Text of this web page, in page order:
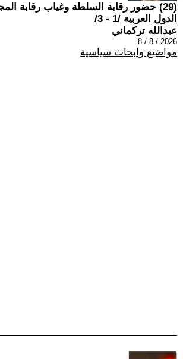
(29) حضور رقابة السلطة وغياب رقابة
الدول العربية /1 - 3/
عبدالله تركماني
2026 / 8 / 8
مواضيع وابحاث سياسية